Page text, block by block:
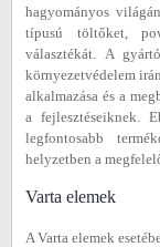
hagyományos
típusú töltőket,
választékát. A
környezetvédelem
alkalmazása és a
a fejlesztéseiknek.
legfontosabb
helyzetben a
Varta elemek
A Varta elemek